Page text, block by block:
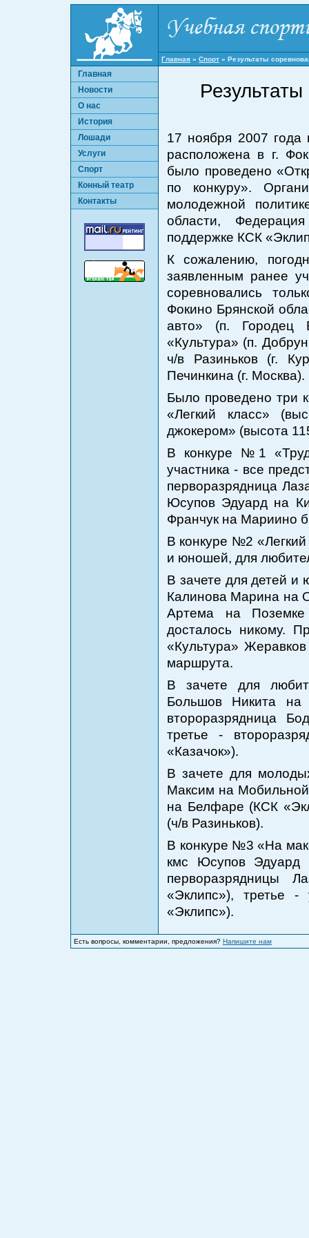
Главная » Спорт » Результаты
Главная
Новости
О нас
История
Лошади
Услуги
Спорт
Конный театр
Контакты
17 ноября 2007 года
расположена в г.
было проведено
по конкуру».
молодежной
области,
поддержке КСК
К сожалению,
заявленным ранее
соревновались
Фокино Брянской
авто» (п. Городец
«Культура» (п.
ч/в Разиньков (г.
Печинкина (г. Москва).
Было проведено три
«Легкий класс»
джокером» (высота
В конкуре №1
участника - все
перворазрядница
Юсупов Эдуард на
Франчук на Мариино
В конкуре №2
и юношей, для
В зачете для детей и
Калинова Марина на
Артема на
досталось никому.
«Культура»
маршрута.
В зачете для
Большов Никита на
второразрядница
третье -
«Казачок»).
В зачете для
Максим на
на Белфаре (КСК
(ч/в Разиньков).
В конкуре №3 «На
кмс Юсупов Эдуард
перворазрядницы
«Эклипс»), третье
«Эклипс»).
Есть вопросы, комментарии, предложения? Напишите нам